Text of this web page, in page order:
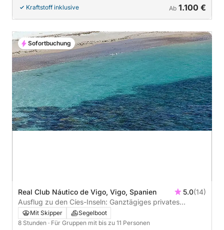
Kraftstoff inklusive Ab 1.100 €
Real Club Náutico de Vigo, Vigo, Spanien 5.0(14)
Ausflug zu den Cíes-Inseln: Ganztägiges privates
Bootserlebnis
Mit Skipper
Segelboot
8 Stunden · Für Gruppen mit bis zu 11 Personen
Sofortbuchung